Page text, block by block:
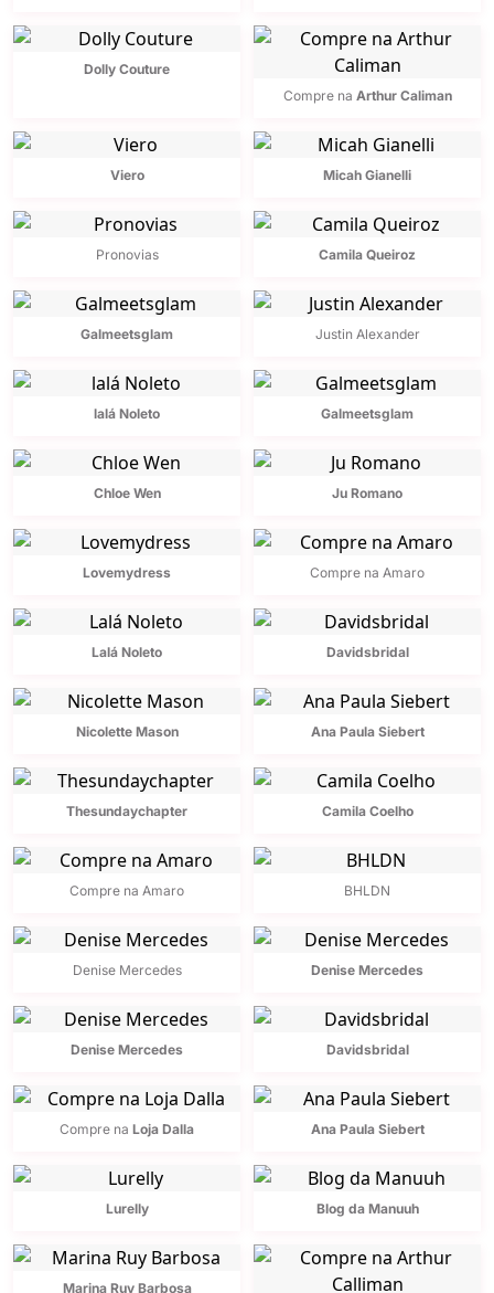
Dolly Couture
Compre na Arthur Caliman
Viero Micah Gianelli
Pronovias Camila Queiroz
Galmeetsglam Justin Alexander
lalá Noleto Galmeetsglam
Chloe Wen Ju Romano
Lovemydress Compre na Amaro
Lalá Noleto Davidsbridal
Nicolette Mason Ana Paula Siebert
Thesundaychapter Camila Coelho
Compre na Amaro BHLDN
Denise Mercedes Denise Mercedes
Denise Mercedes Davidsbridal
Compre na Loja Dalla Ana Paula Siebert
Lurelly Blog da Manuuh
Marina Ruy Barbosa